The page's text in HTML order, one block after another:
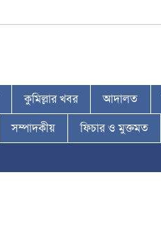
কুমিল্লার খবর আদালত
সম্পাদকীয় ফিচার ও মুক্তমত